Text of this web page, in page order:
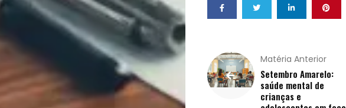
e
Qualidade
de
Matéria Anterior
Setembro Amarelo:
saúde mental de
crianças e